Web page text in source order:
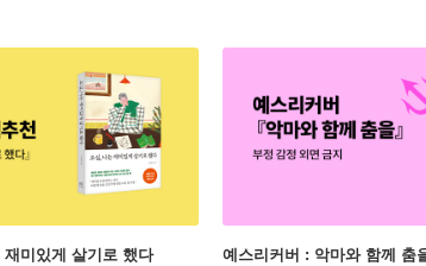
미있게 살기로 했다 예스리커버 : 악마와 함께 춤